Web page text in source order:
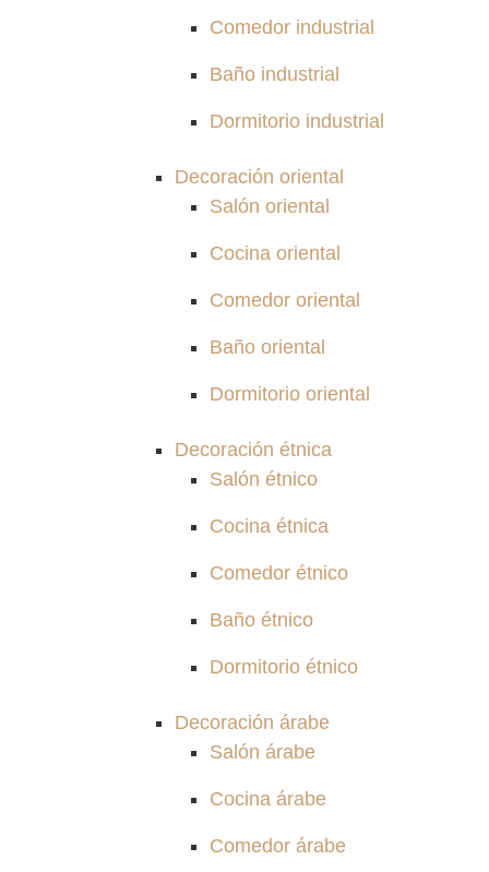
Comedor industrial
Baño industrial
Dormitorio industrial
Decoración oriental
Salón oriental
Cocina oriental
Comedor oriental
Baño oriental
Dormitorio oriental
Decoración étnica
Salón étnico
Cocina étnica
Comedor étnico
Baño étnico
Dormitorio étnico
Decoración árabe
Salón árabe
Cocina árabe
Comedor árabe